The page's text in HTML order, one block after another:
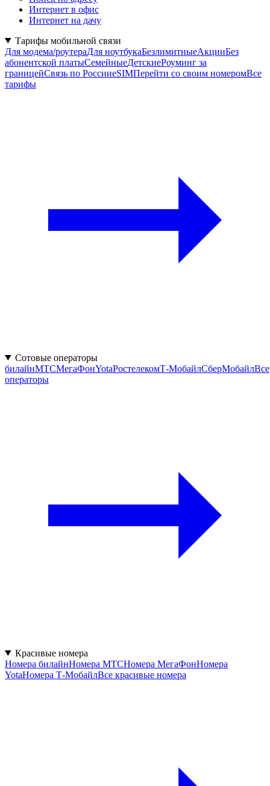
Интернет в офис
Интернет на дачу
Тарифы мобильной связи
Для модема/роутераДля ноутбукаБезлимитныеАкцииБез
абонентской платыСемейныеДетскиеРоуминг за
границейСвязь по РоссииeSIMПерейти со своим номеромВсе
тарифы
Сотовые операторы
билайнМТСМегаФонYotaРостелекомТ‑МобайлСберМобайлВсе
операторы
Красивые номера
Номера билайнНомера МТСНомера МегаФонНомера
YotaНомера Т‑МобайлВсе красивые номера